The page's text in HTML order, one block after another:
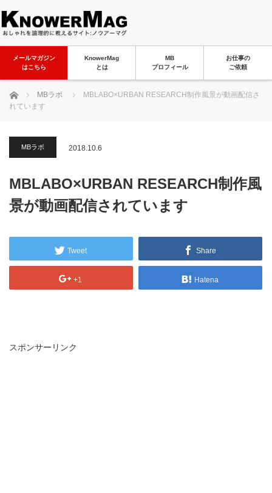
メールマガジン
はこちら
KnowerMag
とは
MB
プロフィール
お仕事の
ご依頼
ホーム MBラボ
MBLABO×URBAN RESEARCH制作風景が動画配信さ
れています
MBラボ 2018.10.6
MBLABO×URBAN RESEARCH制作風
景が動画配信されています
Tweet Share
+1 Hatena
スポンサーリンク